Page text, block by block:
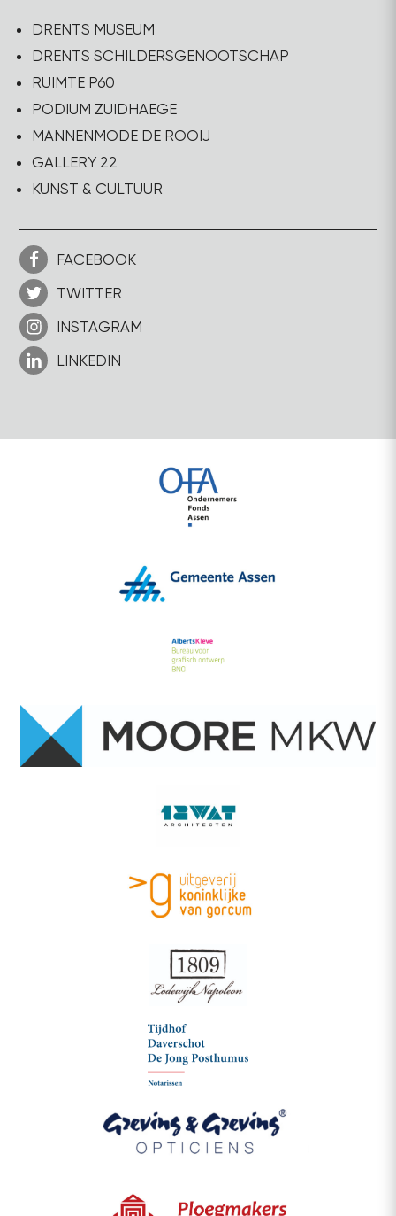
DRENTS MUSEUM
DRENTS SCHILDERSGENOOTSCHAP
RUIMTE P60
PODIUM ZUIDHAEGE
MANNENMODE DE ROOIJ
GALLERY 22
KUNST & CULTUUR
FACEBOOK
TWITTER
INSTAGRAM
LINKEDIN